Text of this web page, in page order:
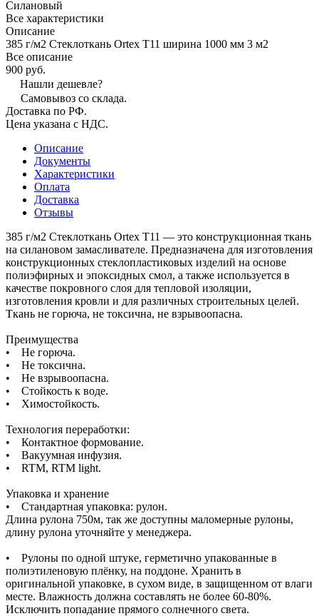
Силановый
Все характеристики
Описание
385 г/м2 Стеклоткань Ortex Т11 ширина 1000 мм 3 м2
Все описание
900 руб.
Нашли дешевле?
Самовывоз со склада.
Доставка по РФ.
Цена указана с НДС.
Описание
Документы
Характеристики
Оплата
Доставка
Отзывы
385 г/м2 Стеклоткань Ortex Т11 — это конструкционная ткань
на силановом замасливателе. Предназначена для изготовления
конструкционных стеклопластиковых изделий на основе
полиэфирных и эпоксидных смол, а также используется в
качестве покровного слоя для тепловой изоляции,
изготовления кровли и для различных строительных целей.
Ткань не горюча, не токсична, не взрывоопасна.
Преимущества
• Не горюча.
• Не токсична.
• Не взрывоопасна.
• Стойкость к воде.
• Химостойкость.
Технология переработки:
• Контактное формование.
• Вакуумная инфузия.
• RTM, RTM light.
Упаковка и хранение
• Стандартная упаковка: рулон.
Длина рулона 750м, так же доступны маломерные рулоны,
длину рулона уточняйте у менеджера.
• Рулоны по одной штуке, герметично упакованные в
полиэтиленовую плёнку, на поддоне. Хранить в
оригинальной упаковке, в сухом виде, в защищенном от влаги
месте. Влажность должна составлять не более 60-80%.
Исключить попадание прямого солнечного света.